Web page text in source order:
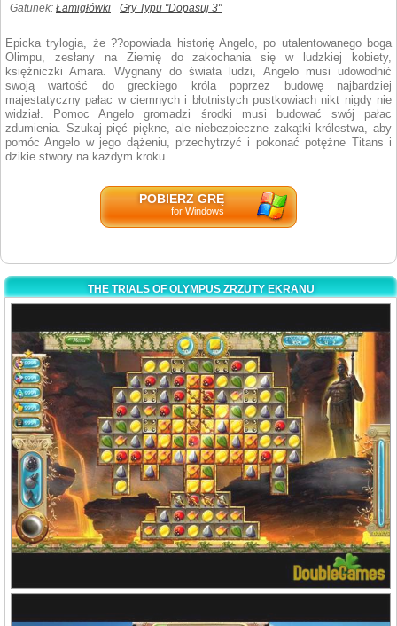
Gatunek: Łamigłówki Gry Typu "Dopasuj 3"
Epicka trylogia, że ??opowiada historię Angelo, po utalentowanego boga
Olimpu, zesłany na Ziemię do zakochania się w ludzkiej kobiety,
księżniczki Amara. Wygnany do świata ludzi, Angelo musi udowodnić
swoją wartość do greckiego króla poprzez budowę najbardziej
majestatyczny pałac w ciemnych i błotnistych pustkowiach nikt nigdy nie
widział. Pomoc Angelo gromadzi środki musi budować swój pałac
zdumienia. Szukaj pięć piękne, ale niebezpieczne zakątki królestwa, aby
pomóc Angelo w jego dążeniu, przechytrzyć i pokonać potężne Titans i
dzikie stwory na każdym kroku.
POBIERZ GRĘ
for Windows
THE TRIALS OF OLYMPUS ZRZUTY EKRANU